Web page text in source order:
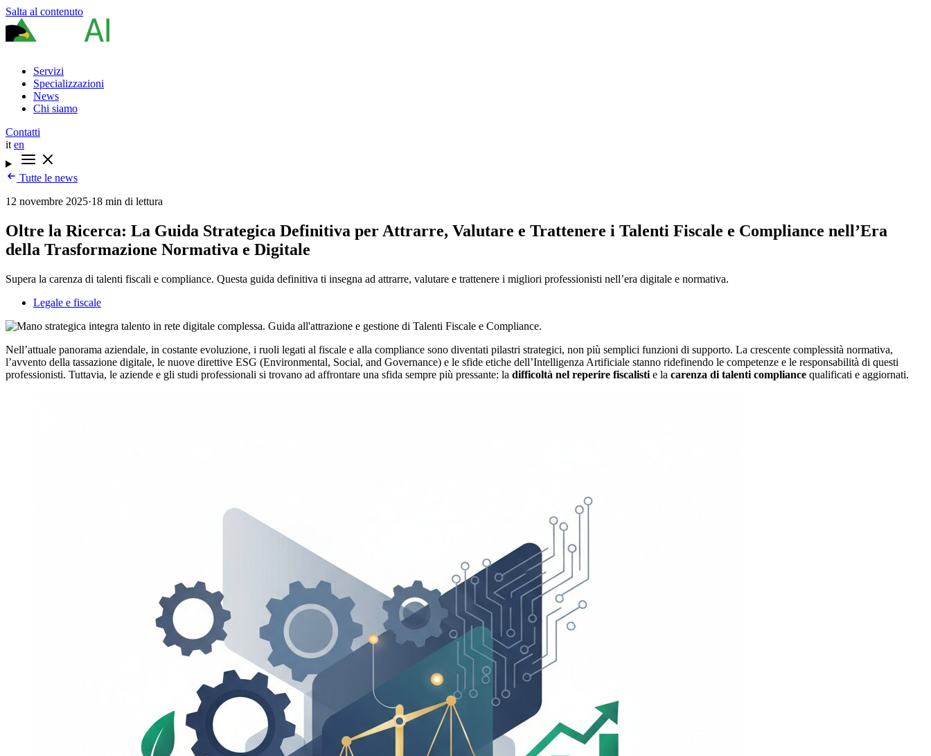
Salta al contenuto
Servizi
Specializzazioni
News
Chi siamo
Contatti
it en
Tutte le news
12 novembre 2025·18 min di lettura
Oltre la Ricerca: La Guida Strategica Definitiva per Attrarre, Valutare e Trattenere i Talenti Fiscale e Compliance nell’Era
della Trasformazione Normativa e Digitale
Supera la carenza di talenti fiscali e compliance. Questa guida definitiva ti insegna ad attrarre, valutare e trattenere i migliori professionisti nell’era digitale e normativa.
Legale e fiscale
Nell’attuale panorama aziendale, in costante evoluzione, i ruoli legati al fiscale e alla compliance sono diventati pilastri strategici, non più semplici funzioni di supporto. La crescente complessità normativa,
l’avvento della tassazione digitale, le nuove direttive ESG (Environmental, Social, and Governance) e le sfide etiche dell’Intelligenza Artificiale stanno ridefinendo le competenze e le responsabilità di questi
professionisti. Tuttavia, le aziende e gli studi professionali si trovano ad affrontare una sfida sempre più pressante: la difficoltà nel reperire fiscalisti e la carenza di talenti compliance qualificati e aggiornati.